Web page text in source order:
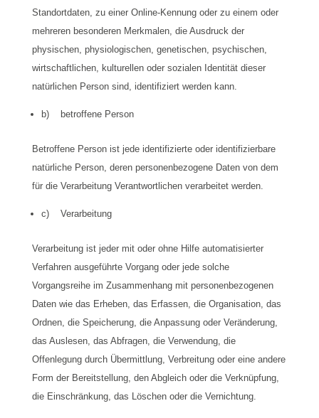
Standortdaten, zu einer Online-Kennung oder zu einem oder
mehreren besonderen Merkmalen, die Ausdruck der
physischen, physiologischen, genetischen, psychischen,
wirtschaftlichen, kulturellen oder sozialen Identität dieser
natürlichen Person sind, identifiziert werden kann.
b) betroffene Person
Betroffene Person ist jede identifizierte oder identifizierbare
natürliche Person, deren personenbezogene Daten von dem
für die Verarbeitung Verantwortlichen verarbeitet werden.
c) Verarbeitung
Verarbeitung ist jeder mit oder ohne Hilfe automatisierter
Verfahren ausgeführte Vorgang oder jede solche
Vorgangsreihe im Zusammenhang mit personenbezogenen
Daten wie das Erheben, das Erfassen, die Organisation, das
Ordnen, die Speicherung, die Anpassung oder Veränderung,
das Auslesen, das Abfragen, die Verwendung, die
Offenlegung durch Übermittlung, Verbreitung oder eine andere
Form der Bereitstellung, den Abgleich oder die Verknüpfung,
die Einschränkung, das Löschen oder die Vernichtung.